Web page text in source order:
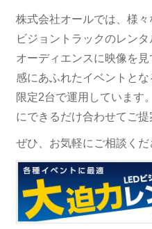
株式会社オールでは、様
ビジョントラックのレンタ
オーディエンスに映像を
感にあふれたイベントとな
限定2台で運用しています
にできるだけ合わせてご提
ぜひ、お気軽にご相談くだ